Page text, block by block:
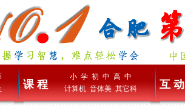
课 程
小 学 初 中 高 中
计算机 音体美 其它科 互 动